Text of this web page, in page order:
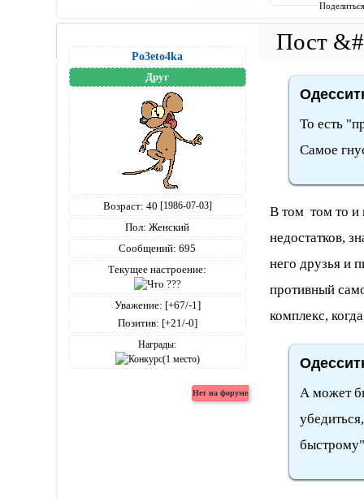
Po3eto4ka
Друг
Возраст: 40 [1986-07-03]
Пол: Женский
Сообщений: 695
Текущее настроение:
Уважение: [+67/-1]
Позитив: [+21/-0]
Награды:
То есть
Самое
В том том то и
недостатков,
него друзья и
противный
комплекс,
А может